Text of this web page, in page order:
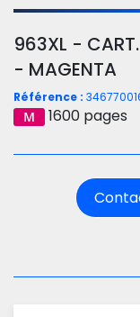
963XL -
- MAGENTA
Référence :
1600 pages